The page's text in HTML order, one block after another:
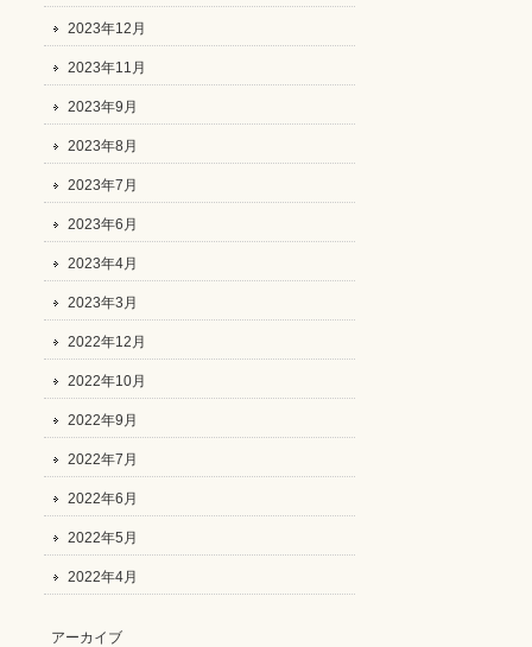
2023年12月
2023年11月
2023年9月
2023年8月
2023年7月
2023年6月
2023年4月
2023年3月
2022年12月
2022年10月
2022年9月
2022年7月
2022年6月
2022年5月
2022年4月
アーカイブ